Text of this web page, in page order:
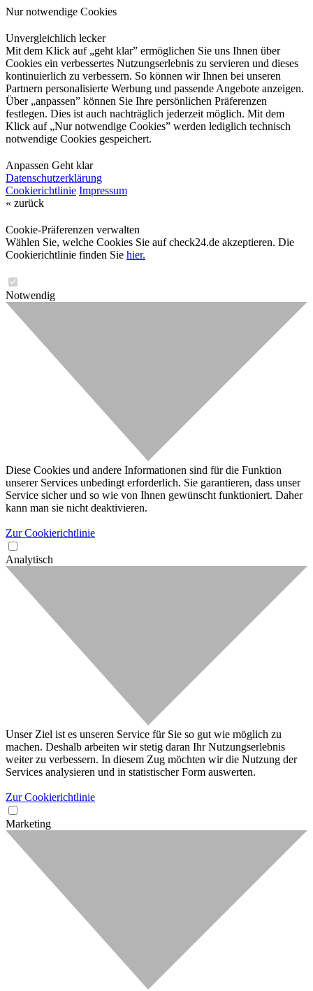
Nur notwendige Cookies
Unvergleichlich lecker
Mit dem Klick auf „geht klar” ermöglichen Sie uns Ihnen über
Cookies ein verbessertes Nutzungserlebnis zu servieren und dieses
kontinuierlich zu verbessern. So können wir Ihnen bei unseren
Partnern personalisierte Werbung und passende Angebote anzeigen.
Über „anpassen” können Sie Ihre persönlichen Präferenzen
festlegen. Dies ist auch nachträglich jederzeit möglich. Mit dem
Klick auf „Nur notwendige Cookies” werden lediglich technisch
notwendige Cookies gespeichert.
Anpassen Geht klar
Datenschutzerklärung
Cookierichtlinie Impressum
« zurück
Cookie-Präferenzen verwalten
Wählen Sie, welche Cookies Sie auf check24.de akzeptieren. Die
Cookierichtlinie finden Sie hier.
Notwendig
Diese Cookies und andere Informationen sind für die Funktion
unserer Services unbedingt erforderlich. Sie garantieren, dass unser
Service sicher und so wie von Ihnen gewünscht funktioniert. Daher
kann man sie nicht deaktivieren.
Zur Cookierichtlinie
Analytisch
Unser Ziel ist es unseren Service für Sie so gut wie möglich zu
machen. Deshalb arbeiten wir stetig daran Ihr Nutzungserlebnis
weiter zu verbessern. In diesem Zug möchten wir die Nutzung der
Services analysieren und in statistischer Form auswerten.
Zur Cookierichtlinie
Marketing